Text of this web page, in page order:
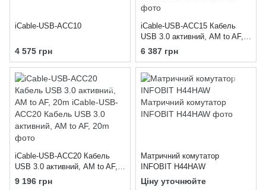
iCable-USB-ACC10
4 575 грн
iCable-USB-ACC15 Кабель
USB 3.0 активний, AM to AF,
15m
6 387 грн
iCable-USB-ACC20 Кабель
USB 3.0 активний, AM to AF,
20m
9 196 грн
Матричний комутатор
INFOBIT H44HAW
Ціну уточнюйте